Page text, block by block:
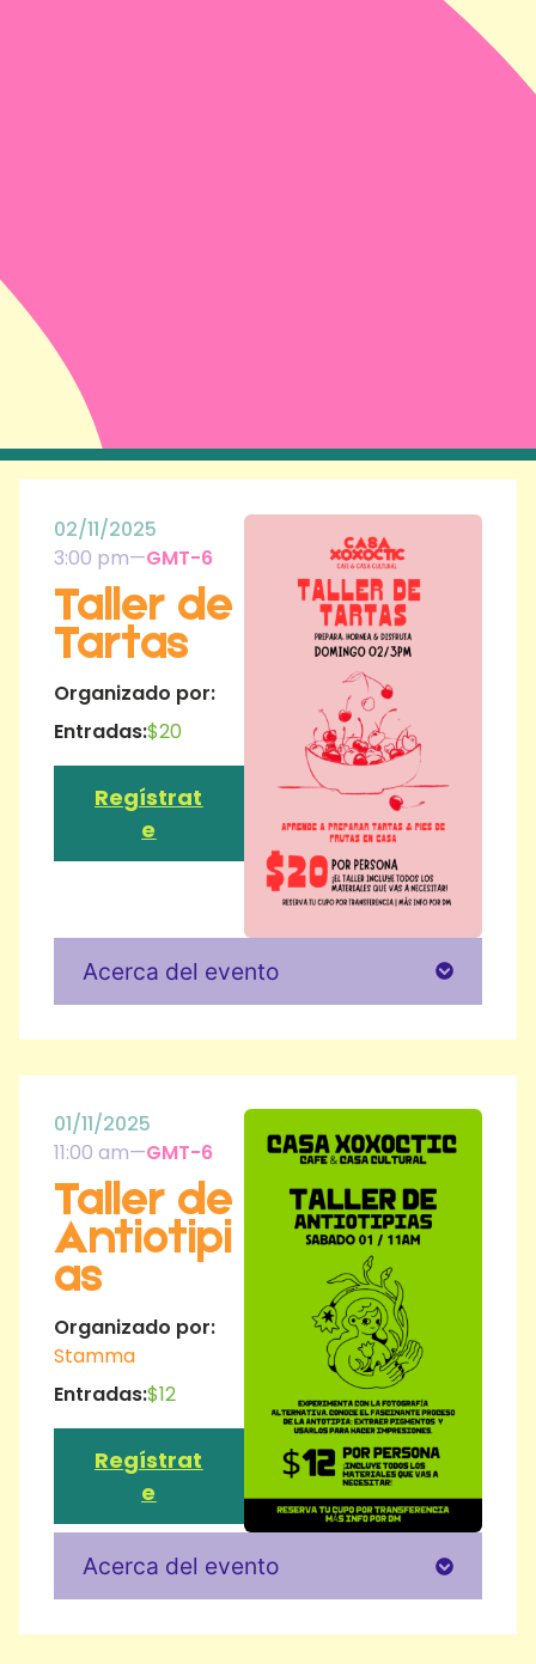
02/11/2025
3:00 pm—GMT-6
Taller de
Tartas
Organizado por:
Entradas:$20
Regístrat
e
Acerca del evento
01/11/2025
11:00 am—GMT-6
Taller de
Antiotipi
as
Organizado por:
Stamma
Entradas:$12
Regístrat
e
Acerca del evento